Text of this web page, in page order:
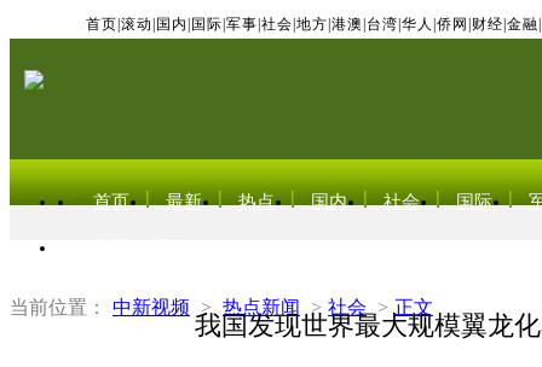
首页 滚动 国内 国际 军事 社会 地方 港澳 台湾 华人 侨网 财经 金融
首页 最新 热点 国内 社会 国际
当前位置： 中新视频 > 热点新闻 > 社会 > 正文
我国发现世界最大规模翼龙